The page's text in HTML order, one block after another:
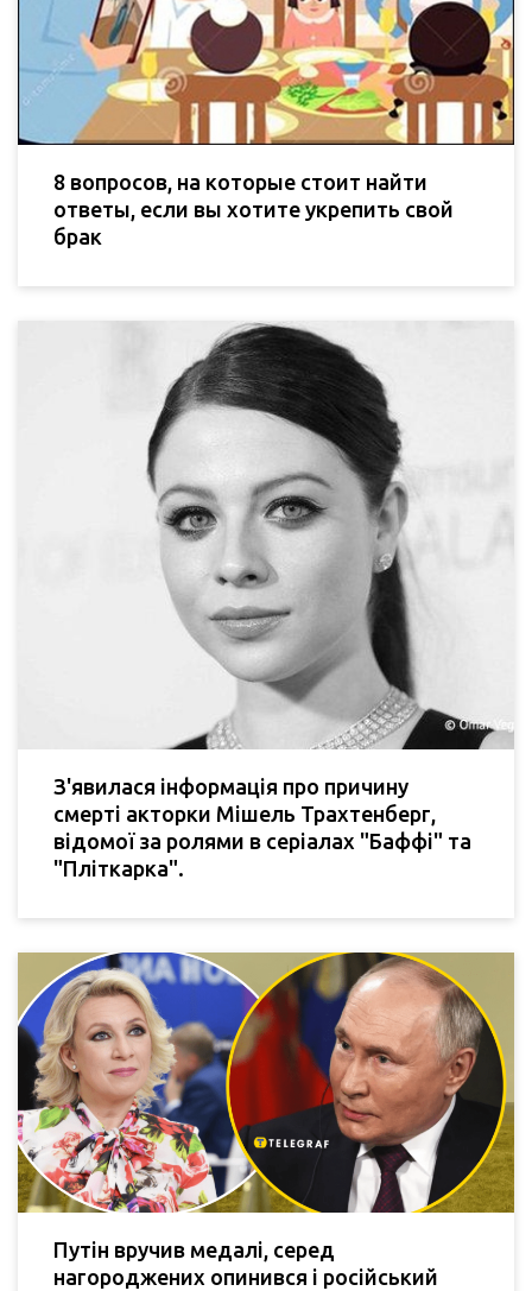
8 вопросов, на которые стоит найти
ответы, если вы хотите укрепить свой
брак
З'явилася інформація про причину
смерті акторки Мішель Трахтенберг,
відомої за ролями в серіалах "Баффі" та
"Пліткарка".
Путін вручив медалі, серед
нагороджених опинився і російський